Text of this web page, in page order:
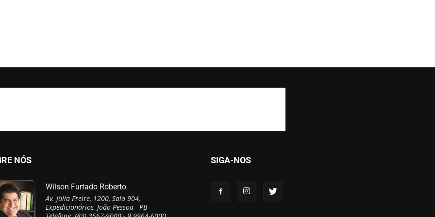
NÓS
Wilson Furtado Roberto
Av. Júlia Freire, 1200, Sala 904,
Expedicionários, João Pessoa - PB
SIGA-NOS